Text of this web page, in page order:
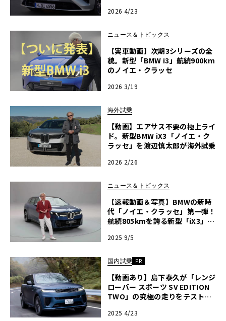
方
2026 4/23
ニュース＆トピックス
【実車動画】次期3シリーズの全
貌。新型「BMW i3」航続900km
のノイエ・クラッセ
2026 3/19
海外試乗
【動画】エアサス不要の極上ライ
ド。新型BMW iX3「ノイエ・ク
ラッセ」を渡辺慎太郎が海外試乗
2026 2/26
ニュース＆トピックス
【速報動画＆写真】BMWの新時
代「ノイエ・クラッセ」第一弾！
航続805kmを誇る新型「iX3」、
2025 9/5
国内試乗 PR
【動画あり】島下泰久が「レンジ
ローバー スポーツ SV EDITION
TWO」の究極の走りをテスト！
ション」が叶えたフットワークと
2025 4/23